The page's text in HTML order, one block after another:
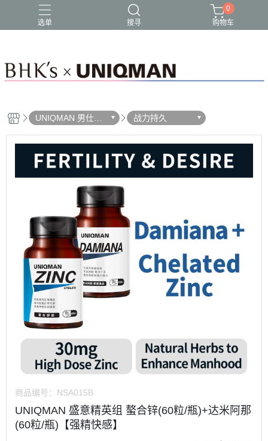
选单 搜寻
0
购物车
UNIQMAN 男仕保
健
战力持久
商品编号： NSA015B
UNIQMAN 盛意精英组 螯合锌(60粒/瓶)+达米阿那
(60粒/瓶)【强精快感】